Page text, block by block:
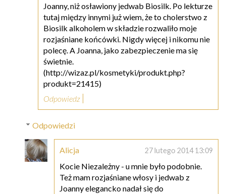
Joanny, niż osławiony jedwab Biosilk. Po lekturze
tutaj między innymi już wiem, że to cholerstwo z
Biosilk alkoholem w składzie rozwaliło moje
rozjaśniane końcówki. Nigdy więcej i nikomu nie
polecę. A Joanna, jako zabezpieczenie ma się
świetnie.
(http://wizaz.pl/kosmetyki/produkt.php?
produkt=21415)
Odpowiedz
Odpowiedzi
Alicja 27 lutego 2014 13:09
Kocie Niezależny - u mnie było podobnie.
Też mam rozjaśniane włosy i jedwab z
Joanny elegancko nadał się do